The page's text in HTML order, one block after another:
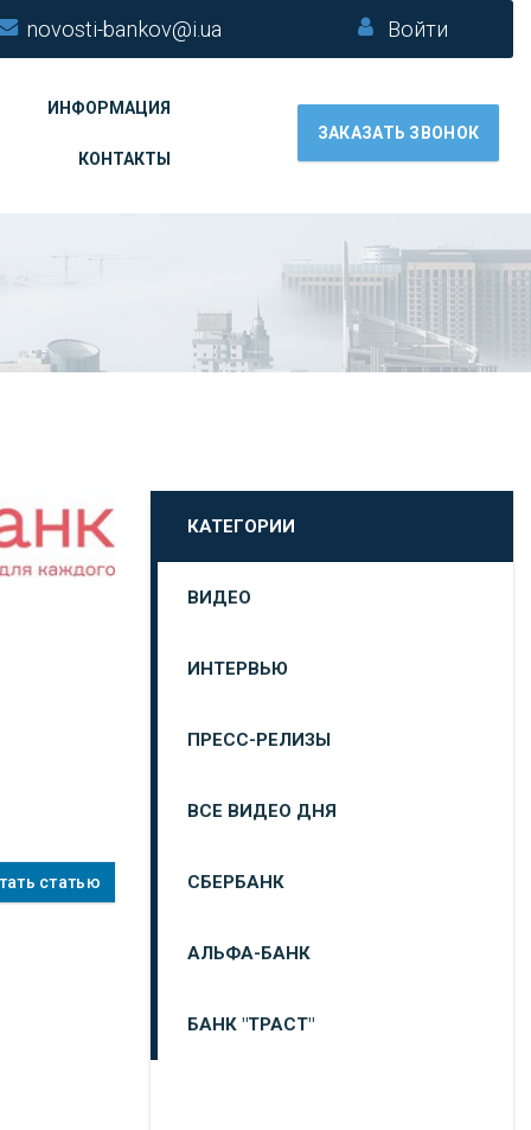
novosti-bankov@i.ua Войти
ИНФОРМАЦИЯ
КОНТАКТЫ
ЗАКАЗАТЬ ЗВОНОК
статью
КАТЕГОРИИ
ВИДЕО
ИНТЕРВЬЮ
ПРЕСС-РЕЛИЗЫ
ВСЕ ВИДЕО ДНЯ
СБЕРБАНК
АЛЬФА-БАНК
БАНК "ТРАСТ"